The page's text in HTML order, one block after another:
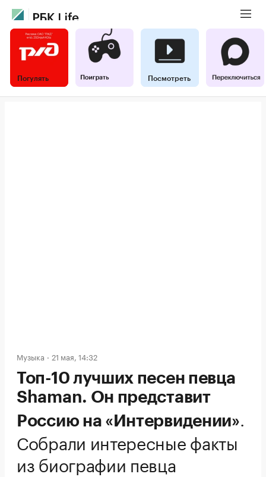
Погулять Посмотреть
Музыка 21 мая, 14:32
Топ-10 лучших песен певца
Shaman. Он представит
Россию на «Интервидении».
Собрали интересные факты
из биографии певца